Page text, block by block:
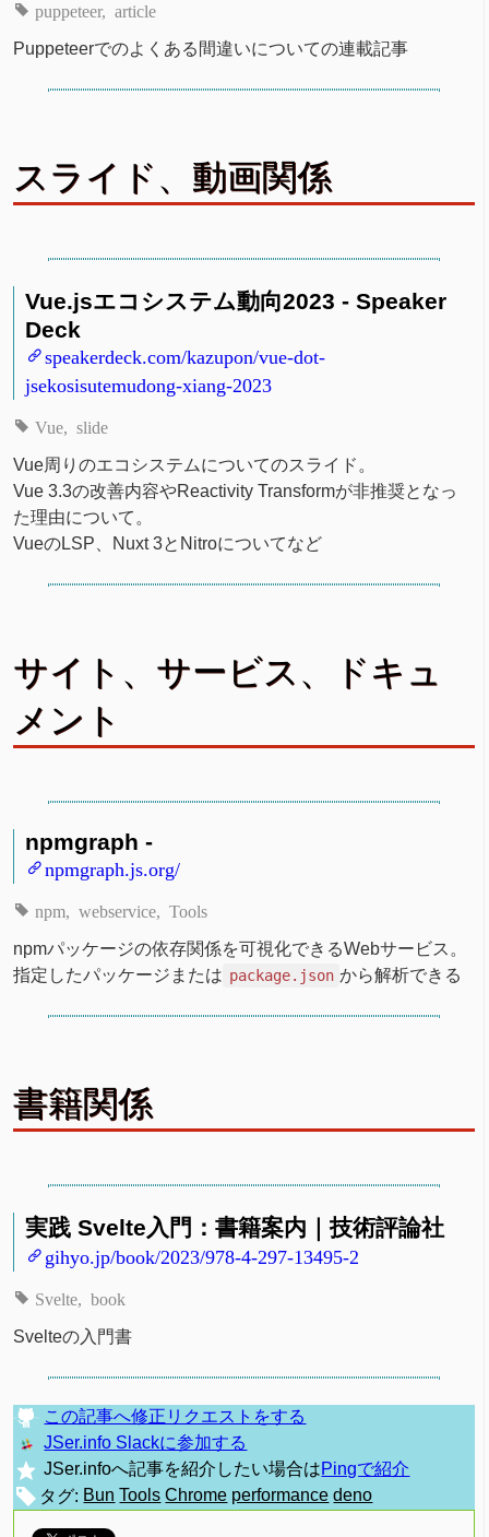
puppeteer article
Puppeteerでのよくある間違いについての連載記事
スライド、動画関係
Vue.jsエコシステム動向2023 - Speaker
Deck
speakerdeck.com/kazupon/vue-dot-
jsekosisutemudong-xiang-2023
Vue slide
Vue周りのエコシステムについてのスライド。
Vue 3.3の改善内容やReactivity Transformが非推奨となっ
た理由について。
VueのLSP、Nuxt 3とNitroについてなど
サイト、サービス、ドキュ
メント
npmgraph -
npmgraph.js.org/
npm webservice Tools
npmパッケージの依存関係を可視化できるWebサービス。
指定したパッケージまたは package.json から解析できる
書籍関係
実践 Svelte入門：書籍案内｜技術評論社
gihyo.jp/book/2023/978-4-297-13495-2
Svelte book
Svelteの入門書
この記事へ修正リクエストをする
JSer.info Slackに参加する
JSer.infoへ記事を紹介したい場合はPingで紹介
タグ: Bun Tools Chrome performance deno